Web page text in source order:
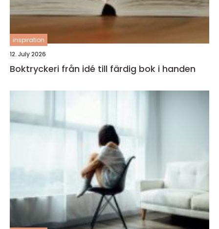
inspiration
12. July 2026
Boktryckeri från idé till färdig bok i handen